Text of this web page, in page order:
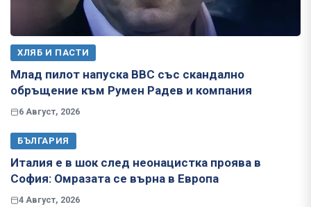
ХЛЯБ И ПАСТИ
Млад пилот напуска ВВС със скандално
обръщение към Румен Радев и компания
6 Август, 2026
БЪЛГАРИЯ
Италия е в шок след неонацистка проява в
София: Омразата се върна в Европа
4 Август, 2026